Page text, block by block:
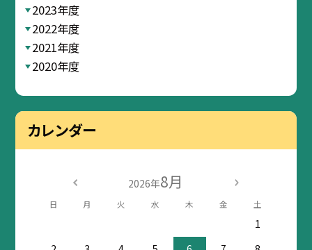
2023年度
2022年度
2021年度
2020年度
カレンダー
2026年8月
日 月 火 水 木 金 土
1